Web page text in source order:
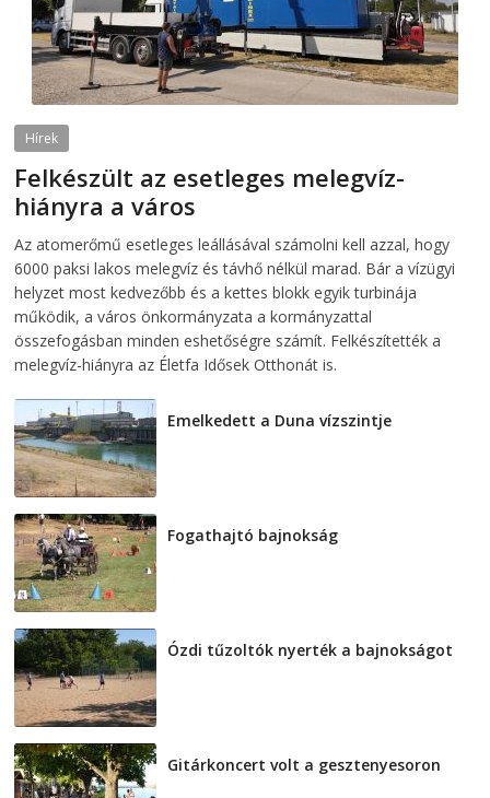
Hírek
Felkészült az esetleges melegvíz-
hiányra a város
Az atomerőmű esetleges leállásával számolni kell azzal, hogy
6000 paksi lakos melegvíz és távhő nélkül marad. Bár a vízügyi
helyzet most kedvezőbb és a kettes blokk egyik turbinája
működik, a város önkormányzata a kormányzattal
összefogásban minden eshetőségre számít. Felkészítették a
melegvíz-hiányra az Életfa Idősek Otthonát is.
Emelkedett a Duna vízszintje
Fogathajtó bajnokság
Ózdi tűzoltók nyerték a bajnokságot
Gitárkoncert volt a gesztenyesoron